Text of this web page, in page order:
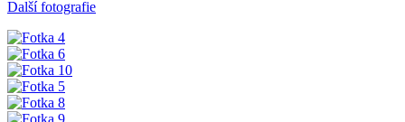
Další fotografie